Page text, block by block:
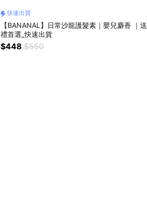
快速出貨
【BANANAL】日常沙龍護髮素｜嬰兒麝香 ｜送
禮首選_快速出貨
$448 $550